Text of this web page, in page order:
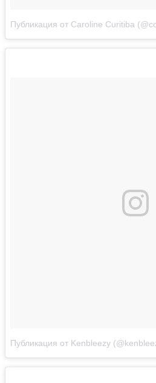
Публикация от Caroline Curitiba
Публикация от Kenbleezy